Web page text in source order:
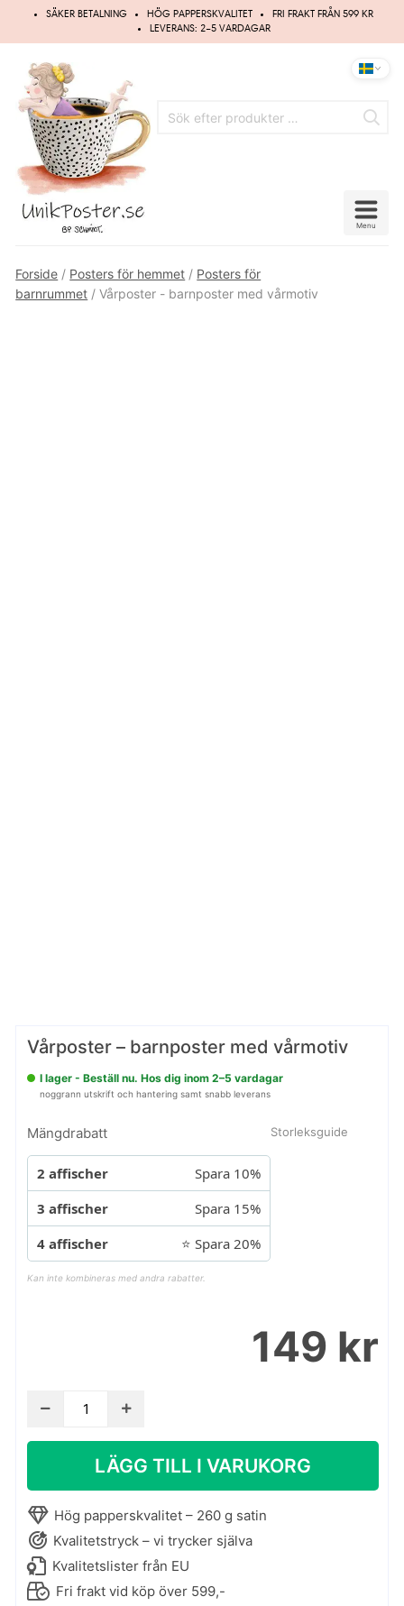
Hoppa
SÄKER BETALNING HÖG PAPPERSKVALITET
FRI FRAKT FRÅN 599 KR
LEVERANS: 2–5 VARDAGAR
Menu
Forside / Posters för hemmet / Posters för
barnrummet / Vårposter - barnposter med vårmotiv
Vårposter – barnposter med vårmotiv
I lager - Beställ nu. Hos dig inom 2–5 vardagar
noggrann utskrift och hantering samt snabb leverans
Storleksguide
Mängdrabatt
2 affischer
Spara 10%
3 affischer
Spara 15%
4 affischer
⭐ Spara 20%
Kan inte kombineras med andra rabatter.
149 kr
barnposter
mängd
LÄGG TILL I VARUKORG
Hög papperskvalitet – 260 g satin
Kvalitetstryck – vi trycker själva
Kvalitetslister från EU
Fri frakt vid köp över 599,-